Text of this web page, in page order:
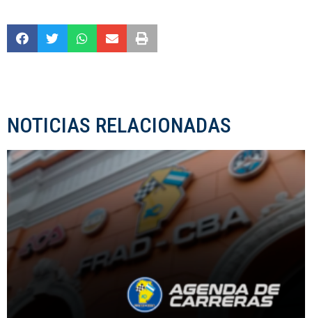
NOTICIAS RELACIONADAS